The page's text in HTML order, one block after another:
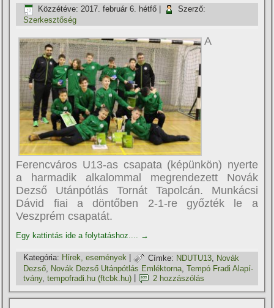
Közzétéve: 2017. február 6. hétfő
Szerző:
Szerkesztőség
A
Ferencváros U13-as csapata (képünkön) nyerte
a harmadik alkalommal megrendezett Novák
Dezső Utánpótlás Tornát Tapolcán. Munkácsi
Dávid fiai a döntőben 2-1-re győzték le a
Veszprém csapatát.
Egy kattintás ide a folytatáshoz.... →
Kategória: Hí­rek, események | Címke: NDUTU13 Novák
Dezső, Novák Dezső Utánpótlás Emléktorna,Tempó Fradi Alapí­
tvány,tempofradi.hu (ftcbk.hu) 2 hozzászólás